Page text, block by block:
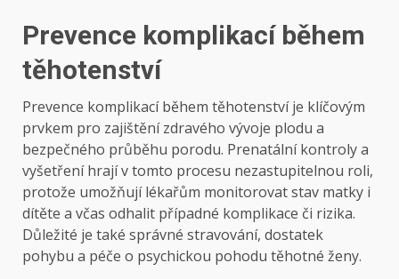
Prevence komplikací během
těhotenství
Prevence komplikací během těhotenství je klíčovým
prvkem pro zajištění zdravého vývoje plodu a
bezpečného průběhu porodu. Prenatální kontroly a
vyšetření hrají v tomto procesu nezastupitelnou roli,
protože umožňují lékařům monitorovat stav matky i
dítěte a včas odhalit případné komplikace či rizika.
Důležité je také správné stravování, dostatek
pohybu a péče o psychickou pohodu těhotné ženy.